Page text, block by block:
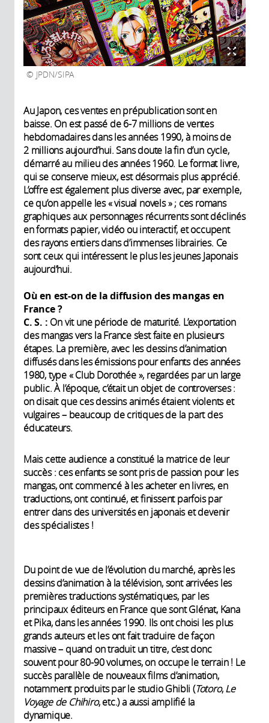
JPDN/SIPA
Au Japon, ces ventes en prépublication sont en
baisse. On est passé de 6-7 millions de ventes
hebdomadaires dans les années 1990, à moins de
2 millions aujourd’hui. Sans doute la fin d’un cycle,
démarré au milieu des années 1960. Le format livre,
qui se conserve mieux, est désormais plus apprécié.
L’offre est également plus diverse avec, par exemple,
ce qu’on appelle les « visual novels » ; ces romans
graphiques aux personnages récurrents sont déclinés
en formats papier, vidéo ou interactif, et occupent
des rayons entiers dans d’immenses librairies. Ce
sont ceux qui intéressent le plus les jeunes Japonais
aujourd’hui.
Où en est-on de la diffusion des mangas en
France ?
C. S. : On vit une période de maturité. L’exportation
des mangas vers la France s’est faite en plusieurs
étapes. La première, avec les dessins d’animation
diffusés dans les émissions pour enfants des années
1980, type « Club Dorothée », regardées par un large
public. À l’époque, c’était un objet de controverses :
on disait que ces dessins animés étaient violents et
vulgaires – beaucoup de critiques de la part des
éducateurs.
Mais cette audience a constitué la matrice de leur
succès : ces enfants se sont pris de passion pour les
mangas, ont commencé à les acheter en livres, en
traductions, ont continué, et finissent parfois par
entrer dans des universités en japonais et devenir
des spécialistes !
Du point de vue de l’évolution du marché, après les
dessins d’animation à la télévision, sont arrivées les
premières traductions systématiques, par les
principaux éditeurs en France que sont Glénat, Kana
et Pika, dans les années 1990. Ils ont choisi les plus
grands auteurs et les ont fait traduire de façon
massive – quand on traduit un titre, c’est donc
souvent pour 80-90 volumes, on occupe le terrain ! Le
succès parallèle de nouveaux films d’animation,
notamment produits par le studio Ghibli (Totoro,Le
Voyage de Chihiro, etc.) a aussi amplifié la
dynamique.